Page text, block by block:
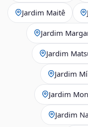
Jardim Maitê
Jardim
Jardim
Jardim
Jardim
Jardim